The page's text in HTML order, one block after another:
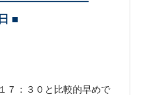
■
７：３０と比較的早めで